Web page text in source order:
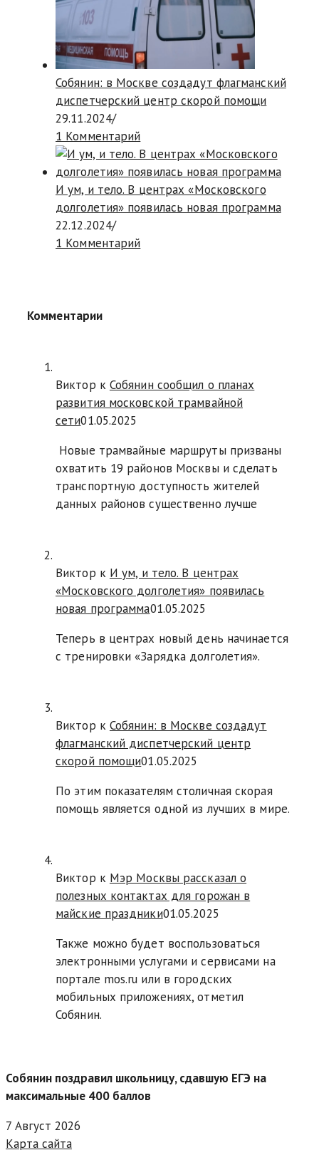
Собянин: в Москве создадут флагманский
диспетчерский центр скорой помощи
29.11.2024/
1 Комментарий
И ум, и тело. В центрах «Московского
долголетия» появилась новая программа
22.12.2024/
1 Комментарий
Комментарии
Виктор к Собянин сообщил о планах
развития московской трамвайной
сети01.05.2025
Новые трамвайные маршруты призваны
охватить 19 районов Москвы и сделать
транспортную доступность жителей
данных районов существенно лучше
Виктор к И ум, и тело. В центрах
«Московского долголетия» появилась
новая программа01.05.2025
Теперь в центрах новый день начинается
с тренировки «Зарядка долголетия».
Виктор к Собянин: в Москве создадут
флагманский диспетчерский центр
скорой помощи01.05.2025
По этим показателям столичная скорая
помощь является одной из лучших в мире.
Виктор к Мэр Москвы рассказал о
полезных контактах для горожан в
майские праздники01.05.2025
Также можно будет воспользоваться
электронными услугами и сервисами на
портале mos.ru или в городских
мобильных приложениях, отметил
Собянин.
Собянин поздравил школьницу, сдавшую ЕГЭ на
максимальные 400 баллов
7 Август 2026
Карта сайта